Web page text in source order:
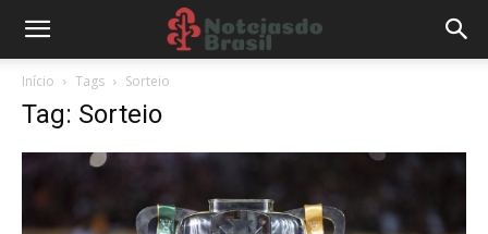
Início Tags Sorteio
Tag: Sorteio